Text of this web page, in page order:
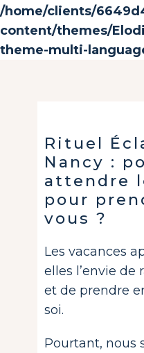
/home/clients/
content/themes/
theme-multi-
Rituel
Nancy :
attendre
pour
vous ?
Les vacances
elles l’envie de
et de prendre
soi.
Pourtant, nous